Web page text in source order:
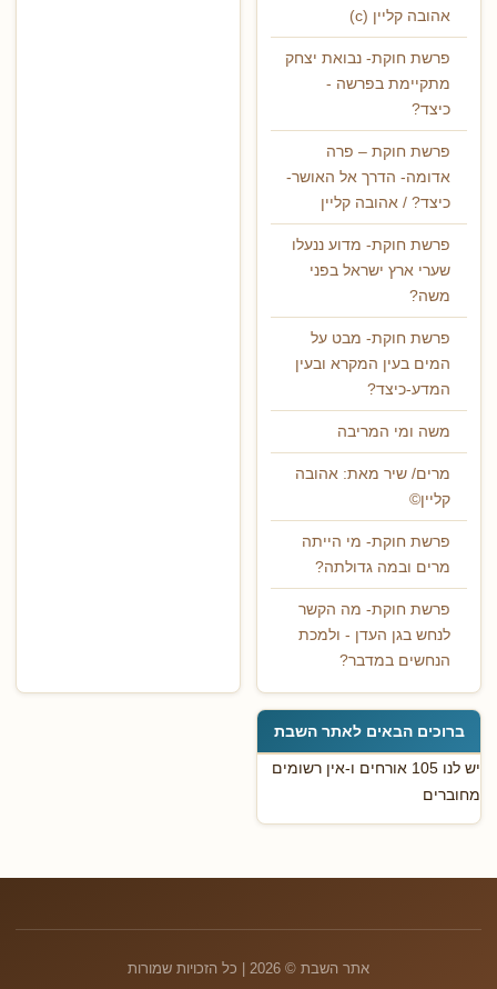
אהובה קליין (c)
פרשת חוקת- נבואת יצחק
מתקיימת בפרשה -
כיצד?
פרשת חוקת – פרה
אדומה- הדרך אל האושר-
כיצד? / אהובה קליין
פרשת חוקת- מדוע ננעלו
שערי ארץ ישראל בפני
משה?
פרשת חוקת- מבט על
המים בעין המקרא ובעין
המדע-כיצד?
משה ומי המריבה
מרים/ שיר מאת: אהובה
קליין©
פרשת חוקת- מי הייתה
מרים ובמה גדולתה?
פרשת חוקת- מה הקשר
לנחש בגן העדן - ולמכת
הנחשים במדבר?
ברוכים הבאים לאתר השבת
יש לנו 105 אורחים ו-אין רשומים
מחוברים
אתר השבת © 2026 | כל הזכויות שמורות